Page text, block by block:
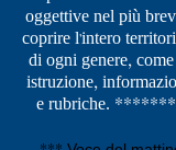
oggettive nel più
coprire l'intero
di ogni genere,
istruzione,
e rubriche.